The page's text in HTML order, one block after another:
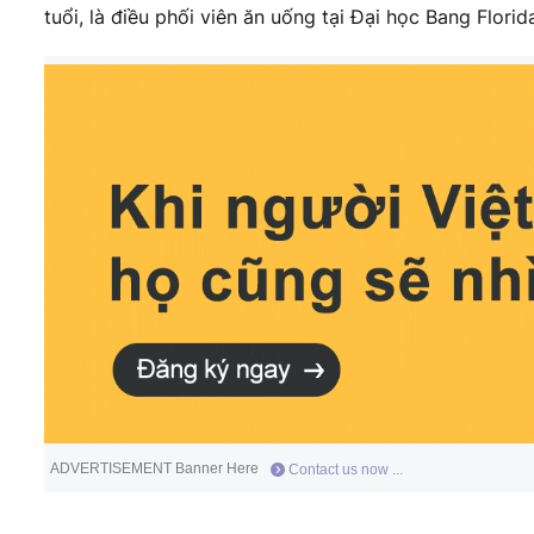
tuổi, là điều phối viên ăn uống tại Đại học Bang
ADVERTISEMENT Banner Here Contact us now ...